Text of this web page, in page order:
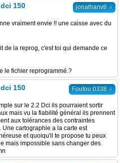
jonathanv8 ↓
150
vraiment envie !! une caisse avec du
de la reprog, c'est toi qui demande ce
le fichier reprogrammé.?
Foufou 0338 ↓
150
sur le 2.2 Dci ils pourraient sortir
mais vu la fiabilité général ils prennent
aux tolérances des contraintes
cartographie a la carte est
et quoiqu'il te propose tu peux
mais impossible sans changer des